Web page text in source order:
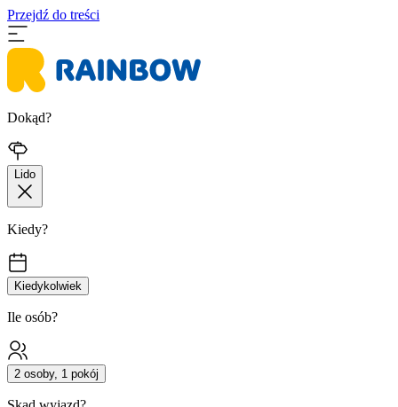
Przejdź do treści
Dokąd?
Lido
Kiedy?
Kiedykolwiek
Ile osób?
2 osoby, 1 pokój